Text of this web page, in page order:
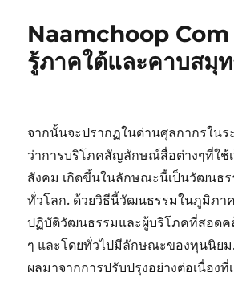
Naamchoop Com
รู้ภาคใต้และคาบสมุ
จากนั้นจะปรากฏในด่านศุลกากรใน
ว่าการบริโภคสัญลักษณ์สื่อต่างๆที่ใ
สังคม เกิดขึ้นในลักษณะนี้เป็นวัฒนธ
ทั่วโลก. ด้วยวิธีนี้วัฒนธรรมในภูมิภา
ปฏิบัติวัฒนธรรมและผู้บริโภคที่สอดค
ๆ และโดยทั่วไปมีลักษณะของทุนนิย
ผลมาจากการปรับปรุงอย่างต่อเนื่องที่